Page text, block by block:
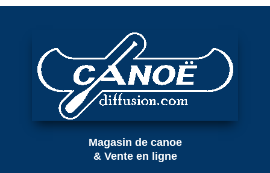
Magasin de canoe
& Vente en ligne